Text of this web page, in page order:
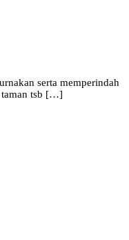
serta memperindah
taman tsb […]